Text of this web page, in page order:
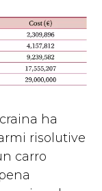
ha
risolutive
carro